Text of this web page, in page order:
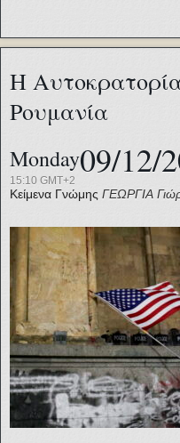
Η
Ρουμανία
Monday09/12/
15:10 GMT+2
Κείμενα Γνώμης ΓΕΩΡΓΙΑ